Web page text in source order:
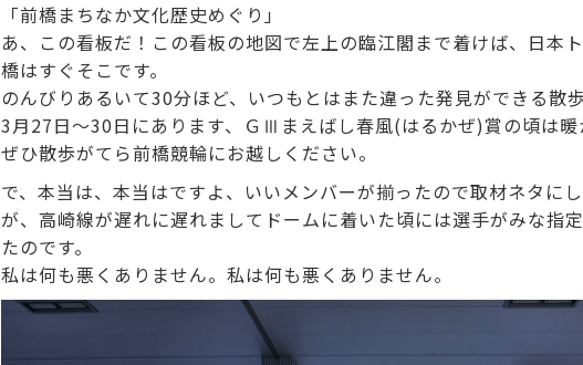
「前橋まちなか文化歴史めぐり」
あ、この看板だ！この看板の地図で左上の臨江閣まで着けば、日本
橋はすぐそこです。
のんびりあるいて30分ほど、いつもとはまた違った発見ができる散歩
3月27日～30日にあります、ＧⅢまえばし春風(はるかぜ)賞の頃は暖
ぜひ散歩がてら前橋競輪にお越しください。
で、本当は、本当はですよ、いいメンバーが揃ったので取材ネタにし
が、高崎線が遅れに遅れましてドームに着いた頃には選手がみな指
たのです。
私は何も悪くありません。私は何も悪くありません。